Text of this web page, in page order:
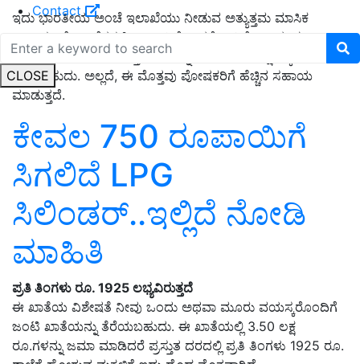
Contact
CLOSE
ಇದು ಭಾರತೀಯ ಅಂಚೆ ಇಲಾಖೆಯು ನೀಡುವ ಅತ್ಯುತ್ತಮ ಮಾಸಿಕ
ಆದಾಯ ಯೋಜನೆಗಳಲ್ಲಿ ಒಂದಾಗಿದೆ. ಇದರೊಂದಿಗೆ, ಒಂದು ಸಣ್ಣ
ಮಗುವಿಗೆ 1100 ರೂ ಸಿಗುತ್ತದೆ, ಅದನ್ನು ನೀವು ಅವನ ಶಿಕ್ಷಣಕ್ಕೆ
ಬಳಸಬಹುದು. ಅಲ್ಲದೆ, ಈ ಮೊತ್ತವು ಪೋಷಕರಿಗೆ ಹೆಚ್ಚಿನ ಸಹಾಯ
ಮಾಡುತ್ತದೆ.
ಕೇವಲ 750 ರೂಪಾಯಿಗೆ
ಸಿಗಲಿದೆ LPG
ಸಿಲಿಂಡರ್‌..ಇಲ್ಲಿದೆ ನೋಡಿ
ಮಾಹಿತಿ
ಪ್ರತಿ ತಿಂಗಳು ರೂ. 1925 ಲಭ್ಯವಿರುತ್ತದೆ
ಈ ಖಾತೆಯ ವಿಶೇಷತೆ ನೀವು ಒಂದು ಅಥವಾ ಮೂರು ವಯಸ್ಕರೊಂದಿಗೆ
ಜಂಟಿ ಖಾತೆಯನ್ನು ತೆರೆಯಬಹುದು. ಈ ಖಾತೆಯಲ್ಲಿ 3.50 ಲಕ್ಷ
ರೂ.ಗಳನ್ನು ಜಮಾ ಮಾಡಿದರೆ ಪ್ರಸ್ತುತ ದರದಲ್ಲಿ ಪ್ರತಿ ತಿಂಗಳು 1925 ರೂ.